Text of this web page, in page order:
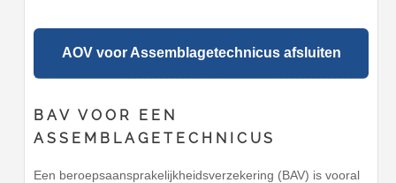
AOV voor Assemblagetechnicus afsluiten
BAV VOOR EEN
ASSEMBLAGETECHNICUS
Een beroepsaansprakelijkheidsverzekering (BAV) is vooral